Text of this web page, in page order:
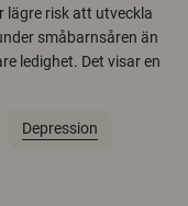
lägre risk att utveckla
småbarnsåren än
ledighet. Det visar en
Depression